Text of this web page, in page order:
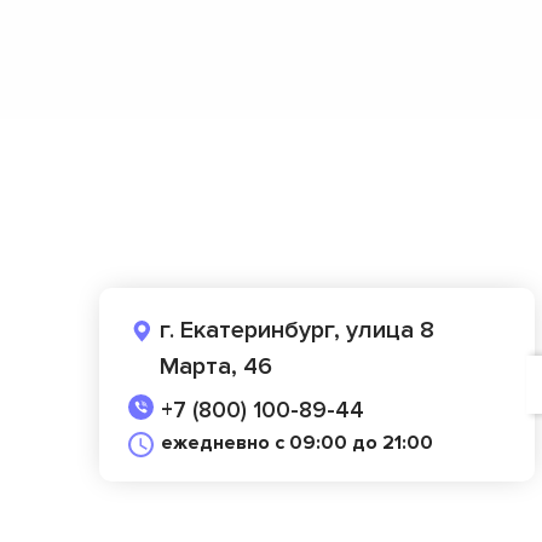
г. Екатеринбург, улица 8
Марта, 46
+7 (800) 100-89-44
ежедневно с 09:00 до 21:00